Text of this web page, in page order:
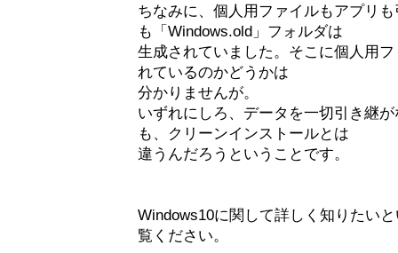
ちなみに、個人用ファイルもアプリ
も「Windows.old」フォルダは
生成されていました。そこに個人用
れているのかどうかは
分かりませんが。
いずれにしろ、データを一切引き継
も、クリーンインストールとは
違うんだろうということです。
Windows10に関して詳しく知りたい
覧ください。